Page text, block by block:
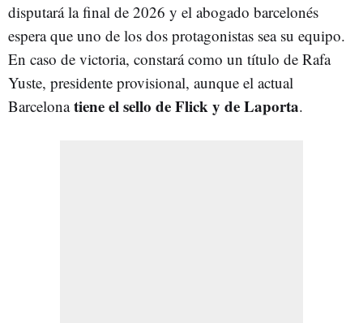
disputará la final de 2026 y el abogado barcelonés
espera que uno de los dos protagonistas sea su equipo.
En caso de victoria, constará como un título de Rafa
Yuste, presidente provisional, aunque el actual
Barcelonatiene el sello de Flick y de Laporta.